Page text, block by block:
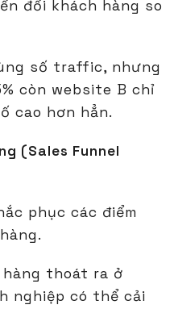
đổi khách hàng so
số traffic, nhưng
còn website B chỉ
cao hơn hẳn.
(Sales Funnel
phục các điểm
hàng thoát ra ở
nghiệp có thể cải